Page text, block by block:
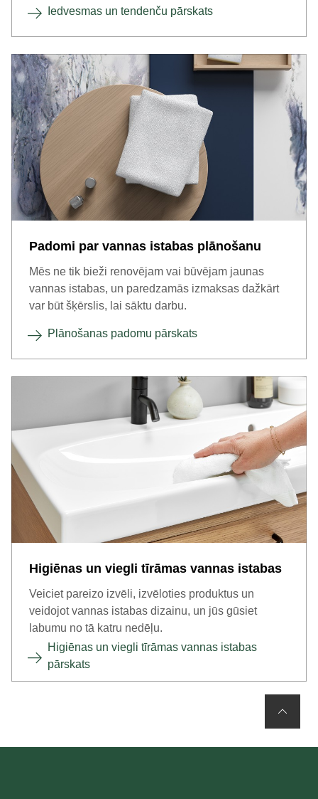
Iedvesmas un tendenču pārskats
Padomi par vannas istabas plānošanu
Mēs ne tik bieži renovējam vai būvējam jaunas
vannas istabas, un paredzamās izmaksas dažkārt
var būt šķērslis, lai sāktu darbu.
Plānošanas padomu pārskats
Higiēnas un viegli tīrāmas vannas istabas
Veiciet pareizo izvēli, izvēloties produktus un
veidojot vannas istabas dizainu, un jūs gūsiet
labumu no tā katru nedēļu.
Higiēnas un viegli tīrāmas vannas istabas
pārskats